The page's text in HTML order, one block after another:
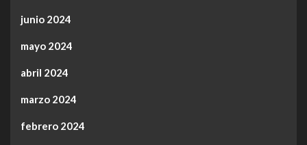
junio 2024
mayo 2024
abril 2024
marzo 2024
febrero 2024